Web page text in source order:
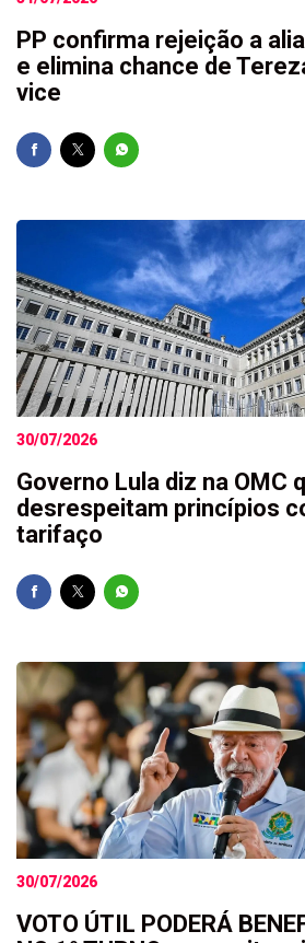
PP confirma rejeição a
e elimina chance de
vice
30/07/2026
Governo Lula diz na OMC
desrespeitam princípios
tarifaço
30/07/2026
VOTO ÚTIL PODERÁ